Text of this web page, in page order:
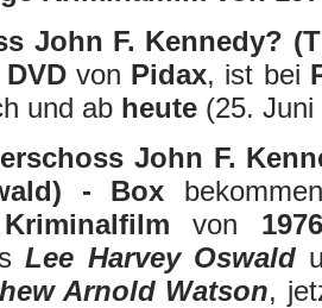
John F. Kennedy?
DVDvon Pidax, ist bei
und ab heute (25.
John F.
- Box
von
Lee Harvey Oswald
Arnold Watson,